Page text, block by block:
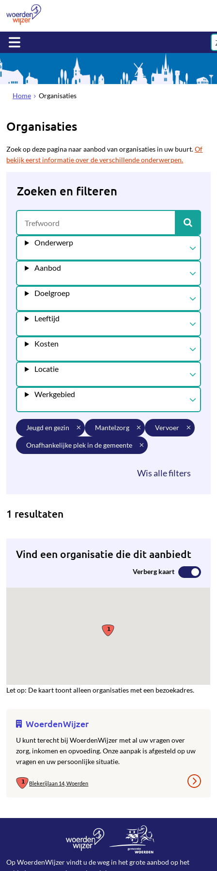
Home Organisaties
Organisaties
Zoek op deze pagina naar aanbod van organisaties in uw buurt.Of
bekijk eerst informatie over de verschillende onderwerpen.
Zoeken en filteren
Onderwerp
Aanbod
Doelgroep
Leeftijd
Kosten
Locatie
Werkgebied
jeugd en gezin mantelzorg vervoer
onafhankelijke plek in de gemeente
1 resultaten
Vind een organisatie die dit aanbiedt
Verberg kaart
Let op: De kaart toont alleen organisaties met een bezoekadres.
WoerdenWijzer
U kunt terecht bij WoerdenWijzer met al uw vragen over
zorg, inkomen en opvoeding. Onze aanpak is afgesteld op uw
vragen en uw persoonlijke situatie.
Blekerijlaan 14, Woerden
Op WoerdenWijzer vindt u de weg in het grote aanbod op het